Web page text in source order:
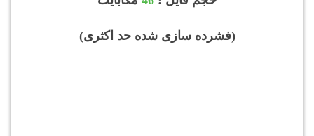
(فشرده سازی شده حد اکثری)